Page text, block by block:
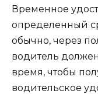
Временное
определенный
обычно, через
водитель
время, чтобы
водительское